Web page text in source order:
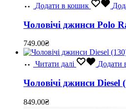
Додати в кошик
Чоловічі джинси Polo
749.00₴
Читати далі
Додати
Чоловічі джинси Diesel
849.00₴